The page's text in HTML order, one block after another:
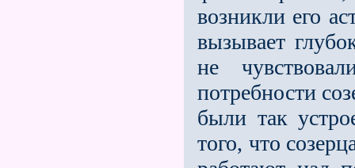
возникли его
вызывает
не
потребности
были так
того, что